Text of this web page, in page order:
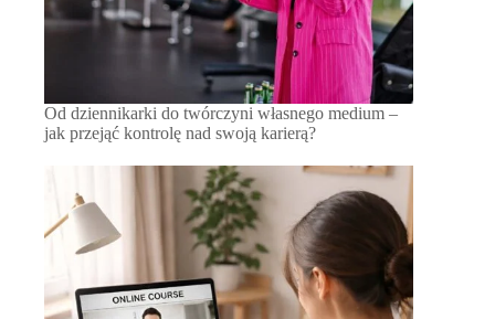
Od dziennikarki do twórczyni własnego medium –
jak przejąć kontrolę nad swoją karierą?